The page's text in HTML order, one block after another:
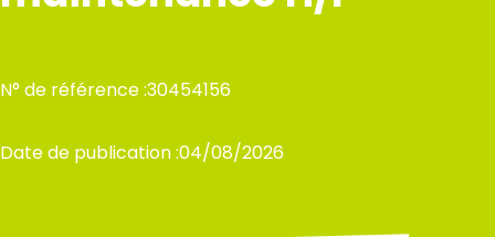
N° de référence :30454156
Date de publication :04/08/2026